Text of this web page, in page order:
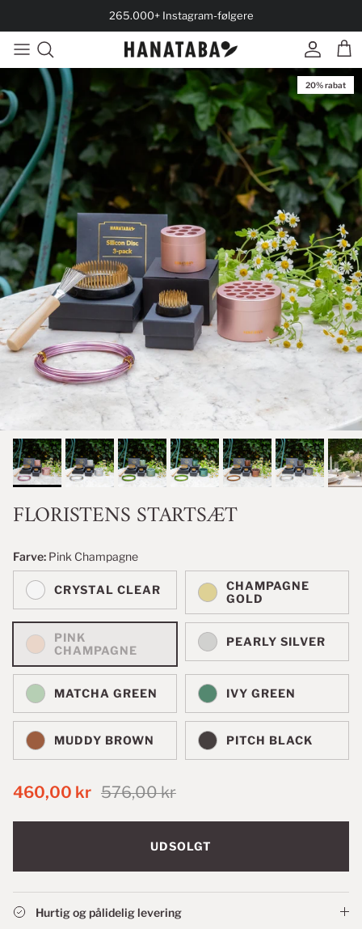
265.000+ Instagram-følgere
KontoKurv
20% rabat
FLORISTENS STARTSÆT
Farve: Pink Champagne
CRYSTAL CLEAR
CHAMPAGNE
GOLD
PINK
CHAMPAGNE
PEARLY SILVER
MATCHA GREEN IVY GREEN
MUDDY BROWN PITCH BLACK
460,00 kr 576,00 kr
UDSOLGT
Hurtig og pålidelig levering